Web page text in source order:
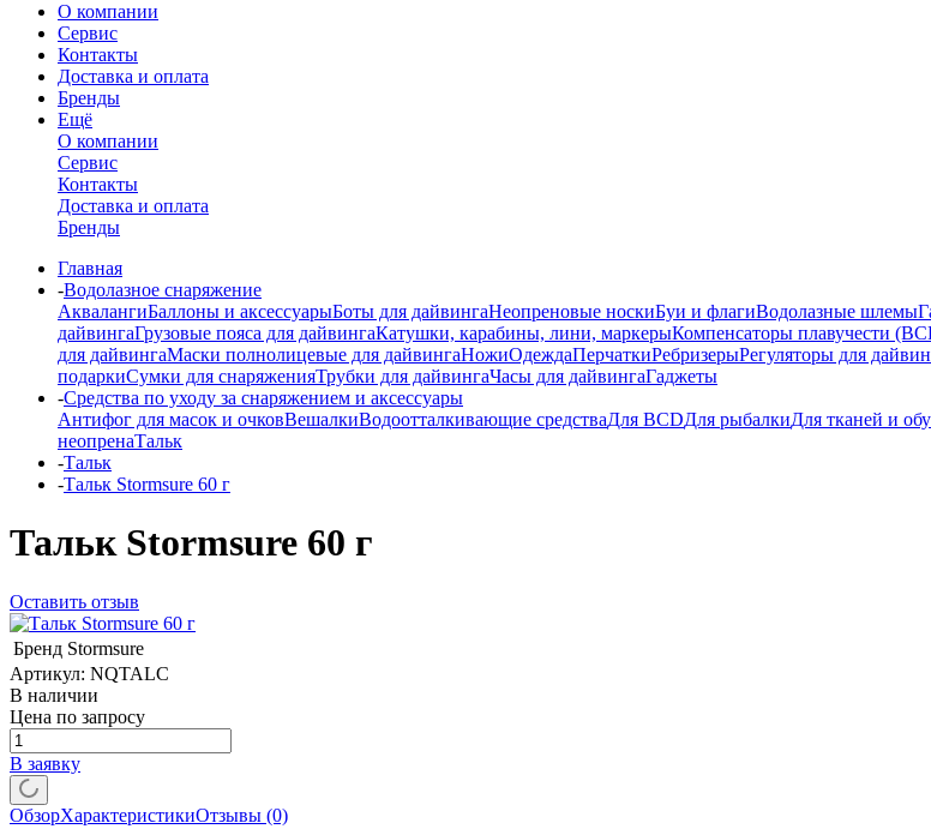
О компании
Сервис
Контакты
Доставка и оплата
Бренды
Ещё
О компании
Сервис
Контакты
Доставка и оплата
Бренды
Главная
-Водолазное снаряжение
АквалангиБаллоны и аксессуарыБоты для дайвингаНеопреновые носкиБуи и флагиВодолазные шлемы
дайвингаГрузовые пояса для дайвингаКатушки, карабины, лини, маркерыКомпенсаторы плавучести
для дайвингаМаски полнолицевые для дайвингаНожиОдеждаПерчаткиРебризерыРегуляторы для
подаркиСумки для снаряженияТрубки для дайвингаЧасы для дайвингаГаджеты
-Средства по уходу за снаряжением и аксессуары
Антифог для масок и очковВешалкиВодоотталкивающие средстваДля BCDДля рыбалкиДля тканей и
неопренаТальк
-Тальк
-Тальк Stormsure 60 г
Тальк Stormsure 60 г
Оставить отзыв
Бренд Stormsure
Артикул: NQTALC
В наличии
Цена по запросу
В заявку
ОбзорХарактеристикиОтзывы (0)